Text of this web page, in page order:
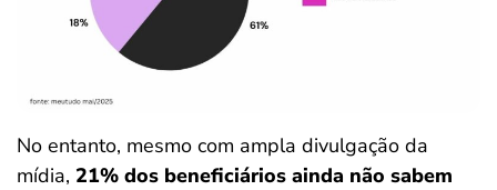
No entanto, mesmo com ampla divulgação da
mídia, 21% dos beneficiários ainda não sabem